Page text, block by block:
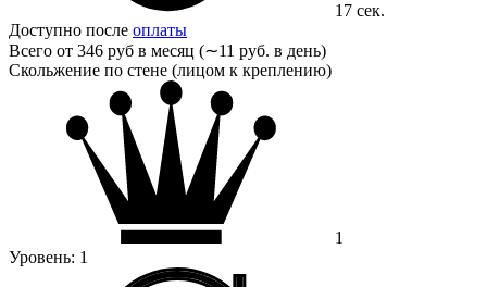
17 сек.
Доступно после оплаты
Всего от 346 руб в месяц (∼11 руб. в день)
Скольжение по стене (лицом к креплению)
1
Уровень: 1